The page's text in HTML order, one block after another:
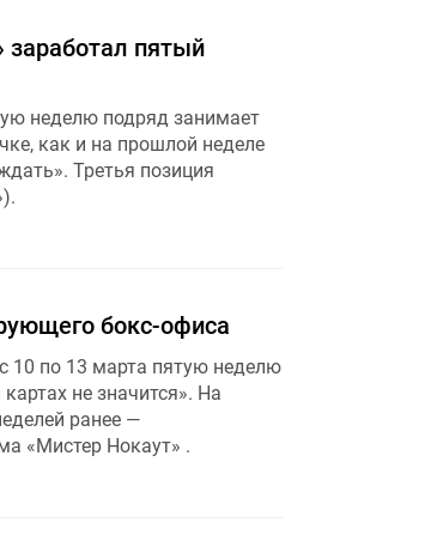
заработал пятый
неделю подряд занимает
как и на прошлой неделе
Третья позиция
бокс-офиса
10 по 13 марта пятую неделю
не значится». На
ранее —
«Мистер Нокаут» .